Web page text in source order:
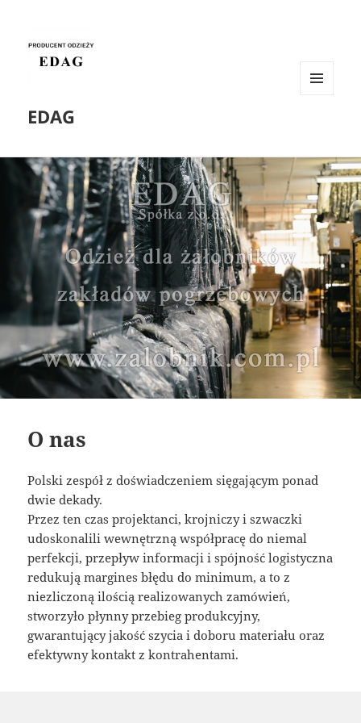
EDAG
O nas
Polski zespół z doświadczeniem sięgającym ponad
dwie dekady.
Przez ten czas projektanci, krojniczy i szwaczki
udoskonalili wewnętrzną współpracę do niemal
perfekcji, przepływ informacji i spójność logistyczna
redukują margines błędu do minimum, a to z
niezliczoną ilością realizowanych zamówień,
stworzyło płynny przebieg produkcyjny,
gwarantujący jakość szycia i doboru materiału oraz
efektywny kontakt z kontrahentami.